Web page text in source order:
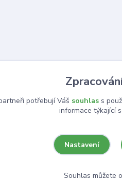
potřebují Váš souhlass
informace týkající
Nastavení
Souhlas můžete